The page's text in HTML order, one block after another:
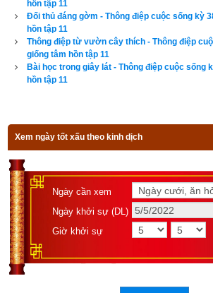
Ngày cần xem
Ngày khởi sự (DL)
Giờ khởi sự
Xem ngày
Tác giả bài viết:Thầy Uri – Tổng biên
Trích từ cuốn Sách
hồn tập 11
Đối thủ đáng gờm - Thông điệp cuộc sống kỳ
hồn tập 11
Thông điệp từ vườn cây thích - Thông điệp
giống tâm hồn tập 11
Bài học trong giây lát - Thông điệp cuộc sống
hồn tập 11
Xem ngày tốt xấu theo kinh dịch
Ngày cần xem
Ngày khởi sự (DL)
Giờ khởi sự